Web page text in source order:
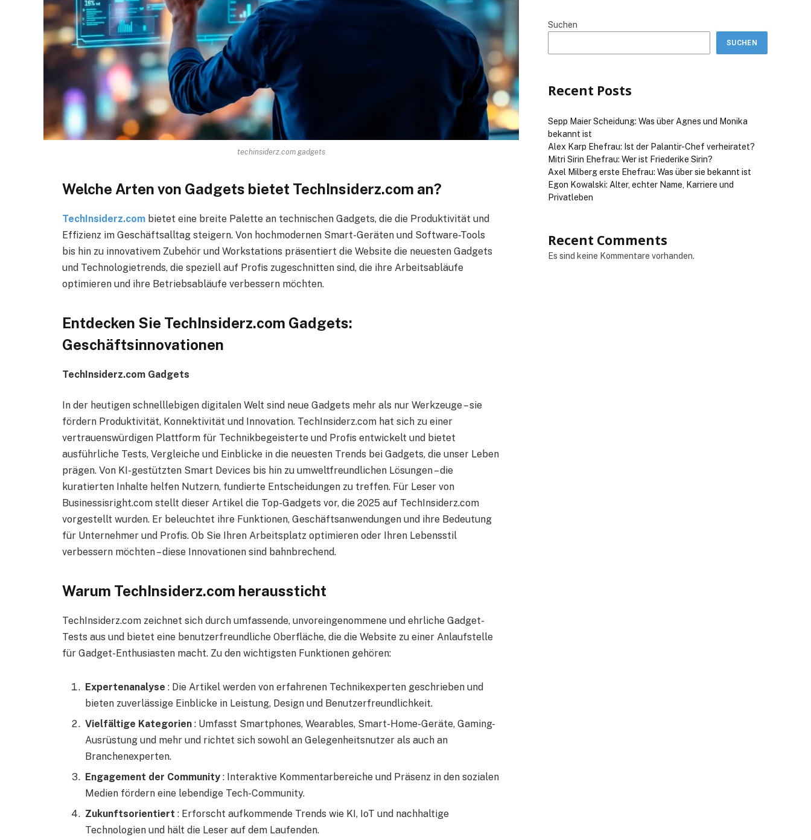
techinsiderz.com gadgets
Welche Arten von Gadgets bietet TechInsiderz.com an?
TechInsiderz.com bietet eine breite Palette an technischen Gadgets, die die Produktivität und
Effizienz im Geschäftsalltag steigern. Von hochmodernen Smart-Geräten und Software-Tools
bis hin zu innovativem Zubehör und Workstations präsentiert die Website die neuesten Gadgets
und Technologietrends, die speziell auf Profis zugeschnitten sind, die ihre Arbeitsabläufe
optimieren und ihre Betriebsabläufe verbessern möchten.
Entdecken Sie TechInsiderz.com Gadgets:
Geschäftsinnovationen
TechInsiderz.com Gadgets
In der heutigen schnelllebigen digitalen Welt sind neue Gadgets mehr als nur Werkzeuge – sie
fördern Produktivität, Konnektivität und Innovation. TechInsiderz.com hat sich zu einer
vertrauenswürdigen Plattform für Technikbegeisterte und Profis entwickelt und bietet
ausführliche Tests, Vergleiche und Einblicke in die neuesten Trends bei Gadgets, die unser Leben
prägen. Von KI-gestützten Smart Devices bis hin zu umweltfreundlichen Lösungen – die
kuratierten Inhalte helfen Nutzern, fundierte Entscheidungen zu treffen. Für Leser von
Businessisright.com stellt dieser Artikel die Top-Gadgets vor, die 2025 auf TechInsiderz.com
vorgestellt wurden. Er beleuchtet ihre Funktionen, Geschäftsanwendungen und ihre Bedeutung
für Unternehmer und Profis. Ob Sie Ihren Arbeitsplatz optimieren oder Ihren Lebensstil
verbessern möchten – diese Innovationen sind bahnbrechend.
Warum TechInsiderz.com heraussticht
TechInsiderz.com zeichnet sich durch umfassende, unvoreingenommene und ehrliche Gadget-
Tests aus und bietet eine benutzerfreundliche Oberfläche, die die Website zu einer Anlaufstelle
für Gadget-Enthusiasten macht. Zu den wichtigsten Funktionen gehören:
Expertenanalyse : Die Artikel werden von erfahrenen Technikexperten geschrieben und
bieten zuverlässige Einblicke in Leistung, Design und Benutzerfreundlichkeit.
Vielfältige Kategorien : Umfasst Smartphones, Wearables, Smart-Home-Geräte, Gaming-
Ausrüstung und mehr und richtet sich sowohl an Gelegenheitsnutzer als auch an
Branchenexperten.
Engagement der Community : Interaktive Kommentarbereiche und Präsenz in den sozialen
Medien fördern eine lebendige Tech-Community.
Zukunftsorientiert : Erforscht aufkommende Trends wie KI, IoT und nachhaltige
Technologien und hält die Leser auf dem Laufenden.
Suchen
SUCHEN
Recent Posts
Sepp Maier Scheidung: Was über Agnes und Monika
bekannt ist
Alex Karp Ehefrau: Ist der Palantir-Chef verheiratet?
Mitri Sirin Ehefrau: Wer ist Friederike Sirin?
Axel Milberg erste Ehefrau: Was über sie bekannt ist
Egon Kowalski: Alter, echter Name, Karriere und
Privatleben
Recent Comments
Es sind keine Kommentare vorhanden.